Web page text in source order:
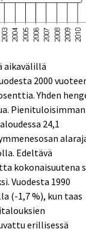
aikavälillä
2000
Yhden
Pienituloisimman
24,1
Edeltävä
kokonaisuutena
Vuodesta 1990
(-1,7 %), kun taas
erillisessä